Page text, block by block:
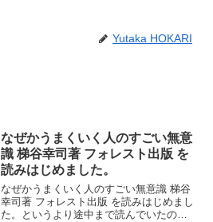
Yutaka HOKARI
なぜかうまくいく人のすごい無意
識 梯谷幸司著 フォレスト出版 を
読みはじめました。
なぜかうまくいく人のすごい無意識 梯谷
幸司著 フォレスト出版 を読みはじめまし
た。というより途中まで読んでいたので